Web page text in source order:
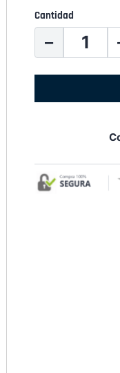
Cantidad
－